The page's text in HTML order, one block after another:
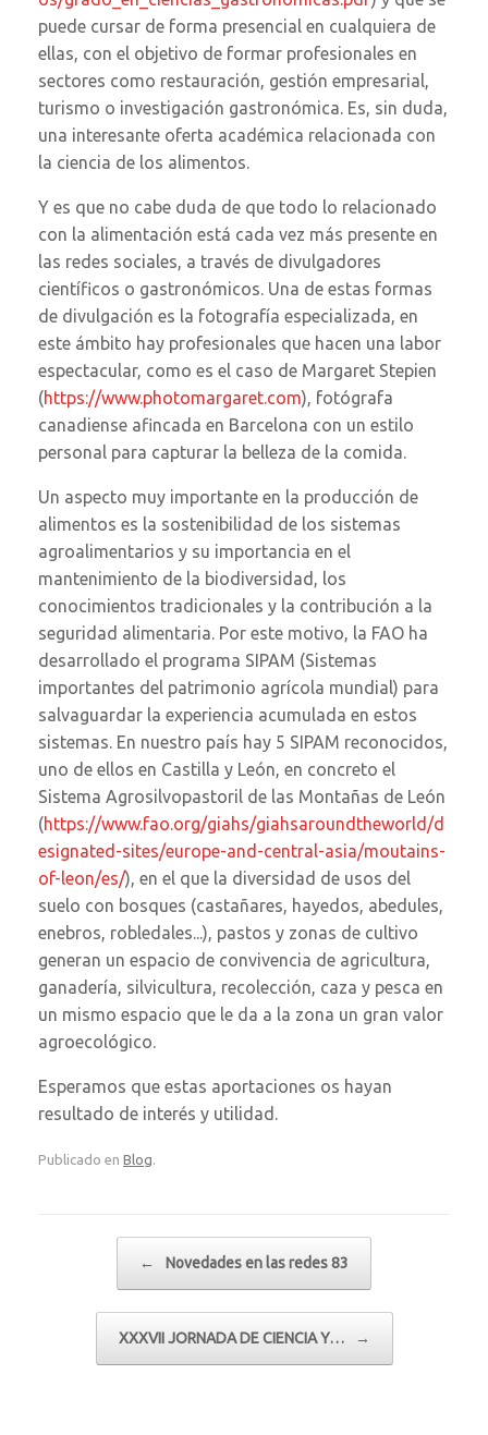
puede cursar de forma presencial en cualquiera de
ellas, con el objetivo de formar profesionales en
sectores como restauración, gestión empresarial,
turismo o investigación gastronómica. Es, sin duda,
una interesante oferta académica relacionada con
la ciencia de los alimentos.
Y es que no cabe duda de que todo lo relacionado
con la alimentación está cada vez más presente en
las redes sociales, a través de divulgadores
científicos o gastronómicos. Una de estas formas
de divulgación es la fotografía especializada, en
este ámbito hay profesionales que hacen una labor
espectacular, como es el caso de Margaret Stepien
(https://www.photomargaret.com), fotógrafa
canadiense afincada en Barcelona con un estilo
personal para capturar la belleza de la comida.
Un aspecto muy importante en la producción de
alimentos es la sostenibilidad de los sistemas
agroalimentarios y su importancia en el
mantenimiento de la biodiversidad, los
conocimientos tradicionales y la contribución a la
seguridad alimentaria. Por este motivo, la FAO ha
desarrollado el programa SIPAM (Sistemas
importantes del patrimonio agrícola mundial) para
salvaguardar la experiencia acumulada en estos
sistemas. En nuestro país hay 5 SIPAM reconocidos,
uno de ellos en Castilla y León, en concreto el
Sistema Agrosilvopastoril de las Montañas de León
(https://www.fao.org/giahs/giahsaroundtheworld/d
esignated-sites/europe-and-central-asia/moutains-
of-leon/es/), en el que la diversidad de usos del
suelo con bosques (castañares, hayedos, abedules,
enebros, robledales...), pastos y zonas de cultivo
generan un espacio de convivencia de agricultura,
ganadería, silvicultura, recolección, caza y pesca en
un mismo espacio que le da a la zona un gran valor
agroecológico.
Esperamos que estas aportaciones os hayan
resultado de interés y utilidad.
Publicado en Blog.
← Novedades en las redes 83
XXXVII JORNADA DE CIENCIA Y… →